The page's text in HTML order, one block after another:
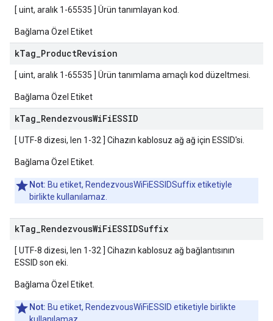
[ uint, aralık 1-65535 ] Ürün tanımlayan kod.
Bağlama Özel Etiket
kTag ProductRevision
[ uint, aralık 1-65535 ] Ürün tanımlama amaçlı kod düzeltmesi.
Bağlama Özel Etiket
kTag RendezvousWiFiESSID
[ UTF-8 dizesi, len 1-32 ] Cihazın kablosuz ağ ağ için ESSID'si.
Bağlama Özel Etiket.
Not: Bu etiket, RendezvousWiFiESSIDSuffix etiketiyle
birlikte kullanılamaz.
kTag RendezvousWiFiESSIDSuffix
[ UTF-8 dizesi, len 1-32 ] Cihazın kablosuz ağ bağlantısının
ESSID son eki.
Bağlama Özel Etiket.
Not: Bu etiket, RendezvousWiFiESSID etiketiyle birlikte